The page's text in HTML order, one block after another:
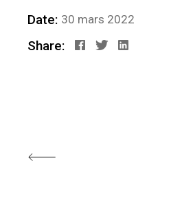
Date: 30 mars 2022
Share: